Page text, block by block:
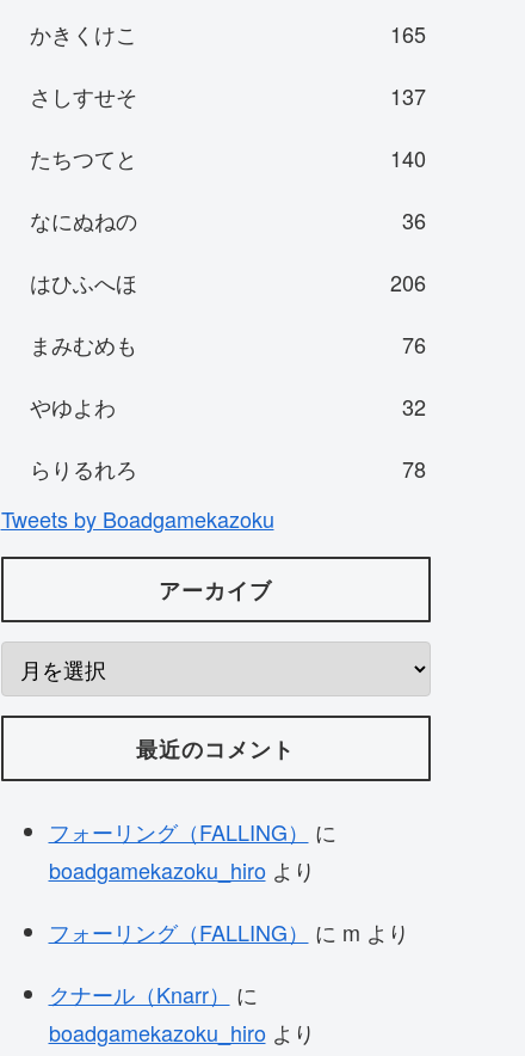
かきくけこ
165
さしすせそ
137
たちつてと
140
なにぬねの
36
はひふへほ
206
まみむめも
76
やゆよわ
32
らりるれろ
78
Tweets by Boadgamekazoku
アーカイブ
最近のコメント
フォーリング（FALLING）
に
boadgamekazoku_hiroより
フォーリング（FALLING）
に m より
クナール（Knarr）
に
boadgamekazoku_hiroより